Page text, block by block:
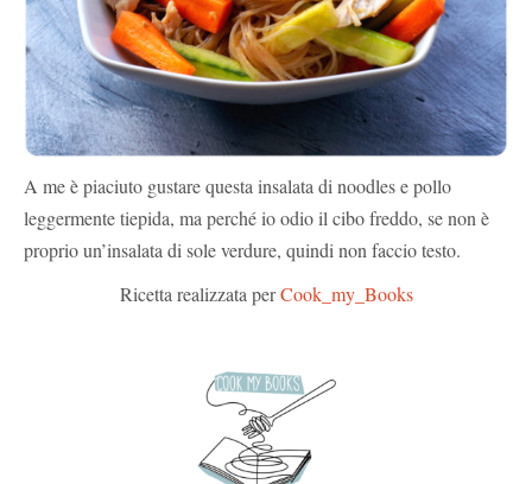
A me è piaciuto gustare questa insalata di noodles e pollo
leggermente tiepida, ma perché io odio il cibo freddo, se non è
proprio un’insalata di sole verdure, quindi non faccio testo.
Ricetta realizzata perCook_my_Books